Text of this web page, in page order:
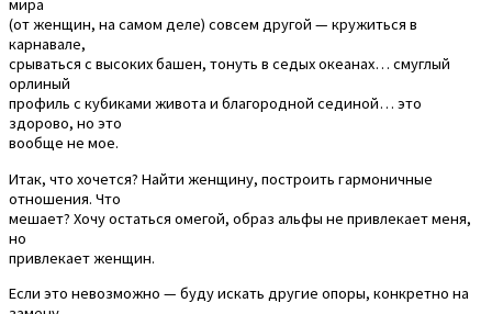
мира
(от женщин, на самом деле) совсем другой — кружиться в
карнавале,
срываться с высоких башен, тонуть в седых океанах… смуглый
орлиный
профиль с кубиками живота и благородной сединой… это
здорово, но это
вообще не мое.
Итак, что хочется? Найти женщину, построить гармоничные
отношения. Что
мешает? Хочу остаться омегой, образ альфы не привлекает меня,
но
привлекает женщин.
Если это невозможно — буду искать другие опоры, конкретно на